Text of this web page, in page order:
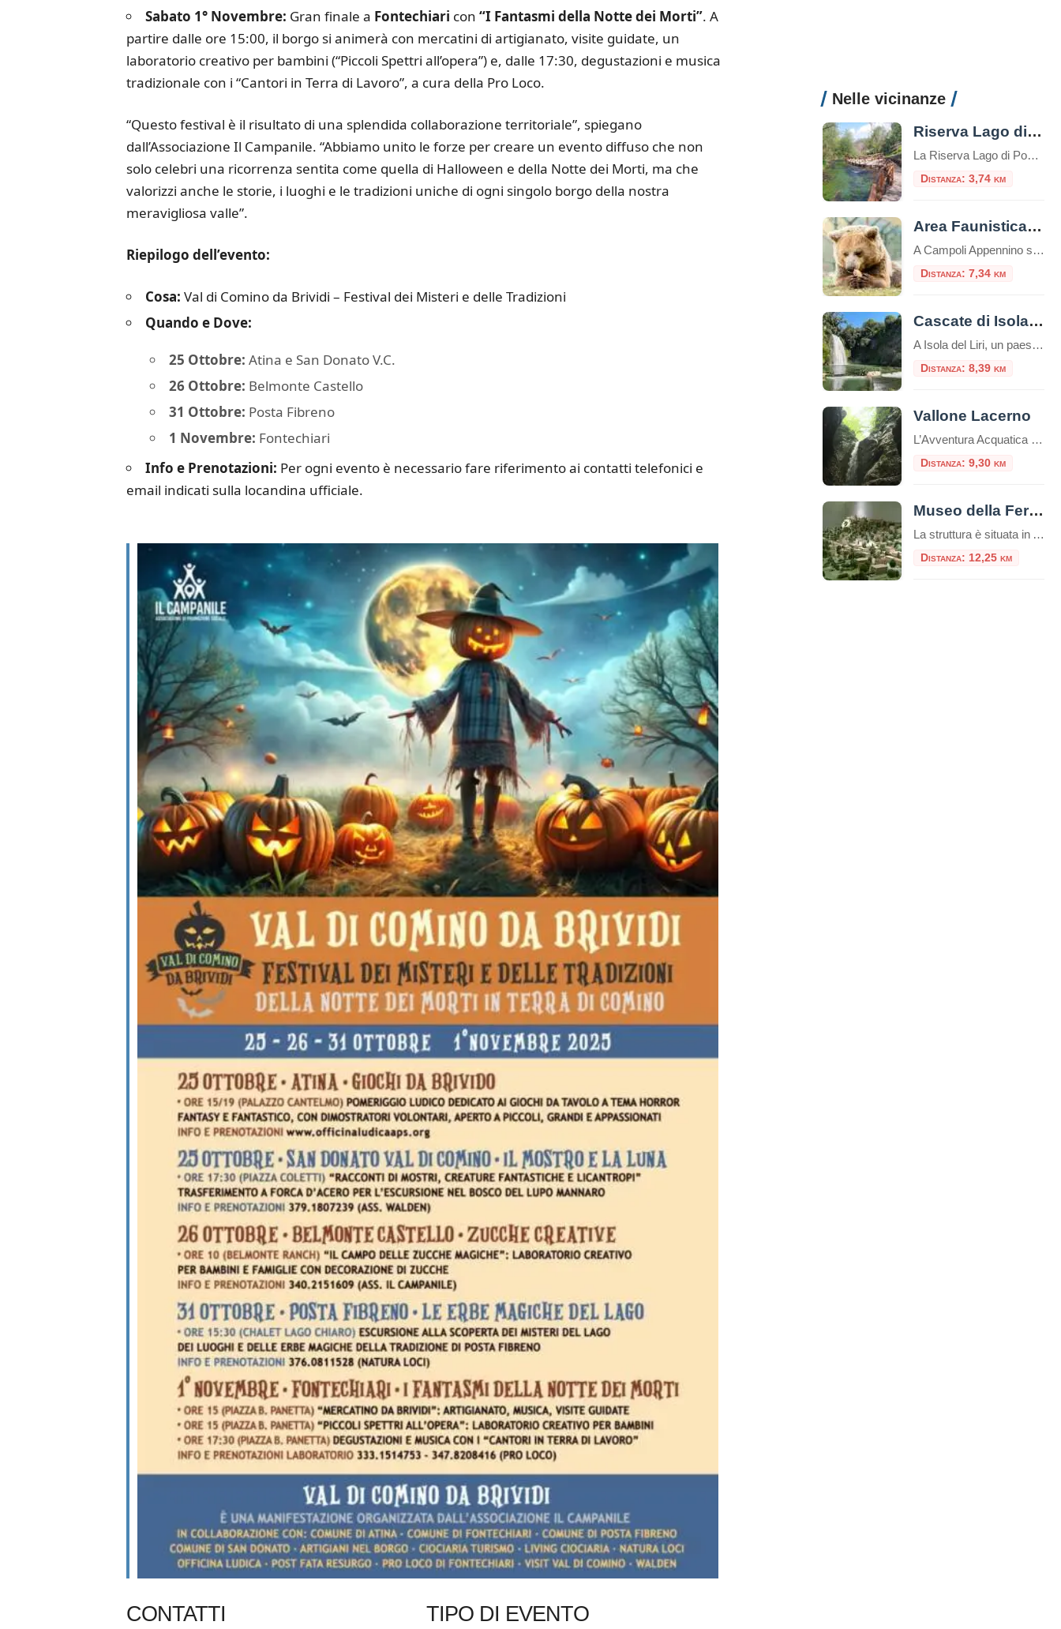
Sabato 1° Novembre: Gran finale a Fontechiari con “I Fantasmi della Notte dei Morti”. A
partire dalle ore 15:00, il borgo si animerà con mercatini di artigianato, visite guidate, un
laboratorio creativo per bambini (“Piccoli Spettri all’opera”) e, dalle 17:30, degustazioni e musica
tradizionale con i “Cantori in Terra di Lavoro”, a cura della Pro Loco.
“Questo festival è il risultato di una splendida collaborazione territoriale”, spiegano
dall’Associazione Il Campanile. “Abbiamo unito le forze per creare un evento diffuso che non
solo celebri una ricorrenza sentita come quella di Halloween e della Notte dei Morti, ma che
valorizzi anche le storie, i luoghi e le tradizioni uniche di ogni singolo borgo della nostra
meravigliosa valle”.
Riepilogo dell’evento:
Cosa: Val di Comino da Brividi – Festival dei Misteri e delle Tradizioni
Quando e Dove:
25 Ottobre: Atina e San Donato V.C.
26 Ottobre: Belmonte Castello
31 Ottobre: Posta Fibreno
1 Novembre: Fontechiari
Info e Prenotazioni: Per ogni evento è necessario fare riferimento ai contatti telefonici e
email indicati sulla locandina ufficiale.
CONTATTI TIPO DI EVENTO
Nelle vicinanze
Riserva Lago di Posta Fibreno
La Riserva Lago di Posta Fibreno, o semplicemente Lago di Posta Fibreno, è una riserva naturale situata nella regione del Lazio, in Italia. Si trova nelle vicinanze del comune di Posta Fibreno, nella provincia di Frosinone. Il lago è di origine carsica e si estende su una superficie di circa 0,3 chilometri quadrati.È alimentato da […]
Distanza: 3,74 km
Area Faunistica dell’Orso a Campoli Appennino
A Campoli Appennino si trova un’Area Faunistica dell’Orso, all’interno del “Tomolo”. Il Tomolo è una suggestiva dolina carsica che si trova al centro del paese.La dolina, per le sue dimensioni (diametro m. 630, profondità m. 130, privo d’inghiottitoio) e per il suo aspetto grandioso, può essere annoverata tra le maggiori del Lazio e l’unica che […]
Distanza: 7,34 km
Cascate di Isola del Liri
A Isola del Liri, un paese in provincia di Frosinone, il fiume Liri forma due cascate: la Cascata Grande e la Cascata del Valcatoio (o, anticamente, del Gualcatojo).Il fiume Liri, nel centro cittadino, si biforca in due bracci all’altezza del castello Boncompagni – Viscogliosi, formando ciascuno un salto. Il braccio sinistro del fiume alimenta la […]
Distanza: 8,39 km
Vallone Lacerno
L’Avventura Acquatica nel Canyon Segreto della Ciociaria A pochi passi dal pittoresco borgo di Campoli Appennino (Frosinone), celebre come il “Paese dell’Orso e del Tartufo”, si cela uno degli spettacoli naturali più emozionanti del Lazio: il Vallone Lacerno. Questa profonda fenditura carsica, incastonata nella fascia di protezione esterna del Parco Nazionale d’Abruzzo, Lazio e Molise […]
Distanza: 9,30 km
Museo della Ferrovia della Valle del Liri
La struttura è situata in Arce al piano terra del Palazzo comunale, sono circa 100 mq dedicati alla Ferrovia della Valle del Liri e della valle Roveto. Ferrovia mezzo di collegamento delle persone e delle culture delle due valli nonché delle due regioni
Distanza: 12,25 km